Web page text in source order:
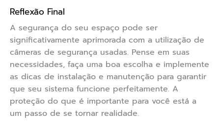
Reflexão Final
A segurança do seu espaço pode ser
significativamente aprimorada com a utilização de
câmeras de segurança usadas. Pense em suas
necessidades, faça uma boa escolha e implemente
as dicas de instalação e manutenção para garantir
que seu sistema funcione perfeitamente. A
proteção do que é importante para você está a
um passo de se tornar realidade.